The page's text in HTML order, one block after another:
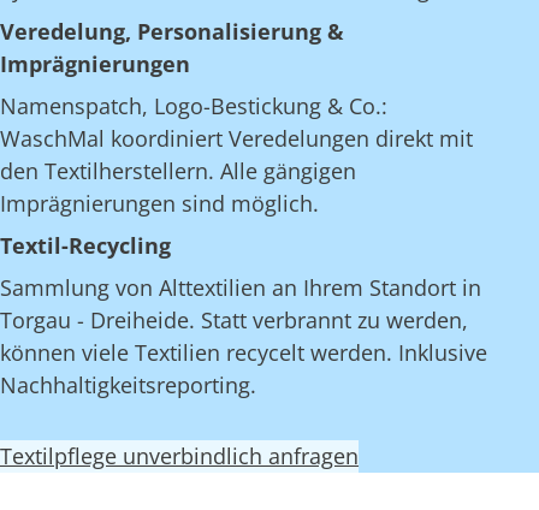
Veredelung, Personalisierung &
Imprägnierungen
Namenspatch, Logo-Bestickung & Co.:
WaschMal koordiniert Veredelungen direkt mit
den Textilherstellern. Alle gängigen
Imprägnierungen sind möglich.
Textil-Recycling
Sammlung von Alttextilien an Ihrem Standort in
Torgau - Dreiheide. Statt verbrannt zu werden,
können viele Textilien recycelt werden. Inklusive
Nachhaltigkeitsreporting.
Textilpflege unverbindlich anfragen